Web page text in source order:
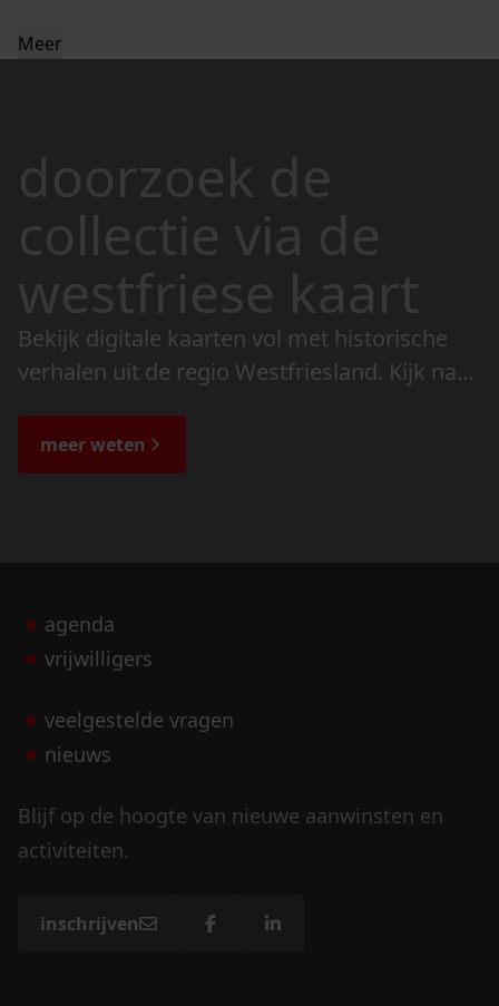
Meer
doorzoek de
collectie via de
westfriese kaart
Bekijk digitale kaarten vol met historische
verhalen uit de regio Westfriesland. Kijk naar
de bijzondere verhalen.
meer weten
agenda
vrijwilligers
veelgestelde vragen
nieuws
Blijf op de hoogte van nieuwe aanwinsten en
activiteiten.
inschrijven